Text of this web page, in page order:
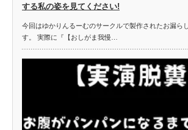
する私の姿を見てください!
今回はゆかりんるーむのサークルで製作されたお漏ら
す。 実際に『【おしがま我慢…